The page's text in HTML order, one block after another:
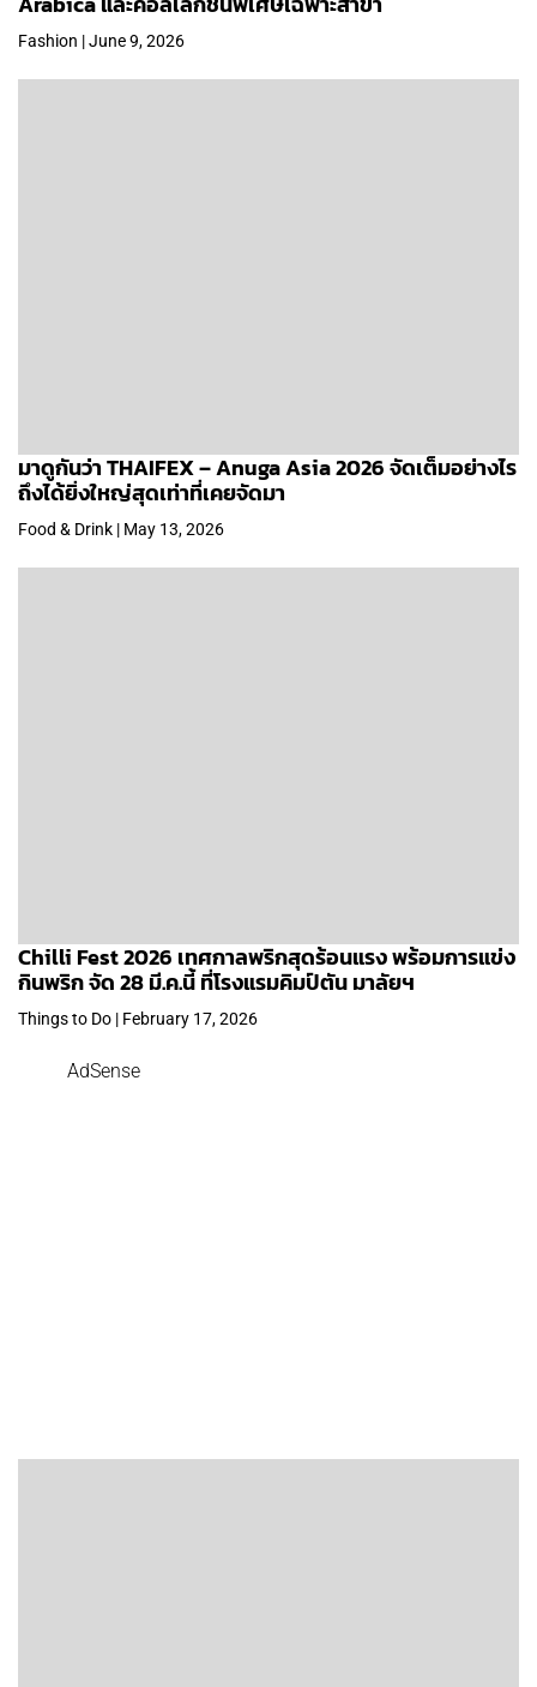
Fashion | June 9, 2026
มาดูกันว่า THAIFEX – Anuga Asia 2026 จัดเต็มอย่างไร
ถึงได้ยิ่งใหญ่สุดเท่าที่เคยจัดมา
Food & Drink | May 13, 2026
Chilli Fest 2026 เทศกาลพริกสุดร้อนแรง พร้อมการแข่ง
กินพริก จัด 28 มี.ค.นี้ ที่โรงแรมคิมป์ตัน มาลัยฯ
Things to Do | February 17, 2026
AdSense